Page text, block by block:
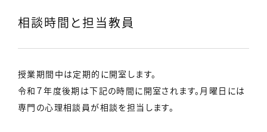
相談時間と担当教員
授業期間中は定期的に開室します。
令和７年度後期は下記の時間に開室されます。月曜日には
専門の心理相談員が相談を担当します。